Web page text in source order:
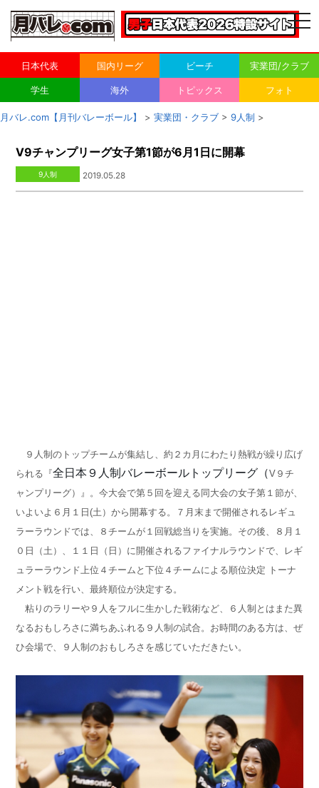
日本代表 国内リーグ ビーチ 実業団/クラブ
学生 海外 トピックス フォト
月バレ.com【月刊バレーボール】 > 実業団・クラブ > 9人制 >
V9チャンプリーグ女子第1節が6月1日に開幕
9人制 2019.05.28
９人制のトップチームが集結し、約２カ月にわたり熱戦が繰り広げ
られる『全日本９人制バレーボールトップリーグ（V９チ
ャンプリーグ）』。今大会で第５回を迎える同大会の女子第１節が、
いよいよ６月１日(土）から開幕する。７月末まで開催されるレギュ
ラーラウンドでは、８チームが１回戦総当りを実施。その後、８月１
０日（土）、１１日（日）に開催されるファイナルラウンドで、レギ
ュラーラウンド上位４チームと下位４チームによる順位決定 トーナ
メント戦を行い、最終順位が決定する。
粘りのラリーや９人をフルに生かした戦術など、６人制とはまた異
なるおもしろさに満ちあふれる９人制の試合。お時間のある方は、ぜ
ひ会場で、９人制のおもしろさを感じていただきたい。